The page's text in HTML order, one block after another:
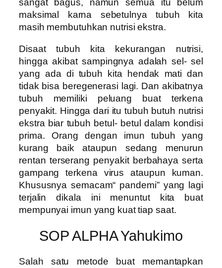
sangat bagus, namun semua itu belum
maksimal karna sebetulnya tubuh kita
masih membutuhkan nutrisi ekstra.
Disaat tubuh kita kekurangan nutrisi,
hingga akibat sampingnya adalah sel- sel
yang ada di tubuh kita hendak mati dan
tidak bisa beregenerasi lagi. Dan akibatnya
tubuh memiliki peluang buat terkena
penyakit. Hingga dari itu tubuh butuh nutrisi
ekstra biar tubuh betul- betul dalam kondisi
prima. Orang dengan imun tubuh yang
kurang baik ataupun sedang menurun
rentan terserang penyakit berbahaya serta
gampang terkena virus ataupun kuman.
Khususnya semacam“ pandemi” yang lagi
terjalin dikala ini menuntut kita buat
mempunyai imun yang kuat tiap saat.
SOP ALPHA Yahukimo
Salah satu metode buat memantapkan